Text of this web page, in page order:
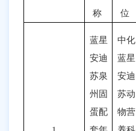
称
位
蓝星
安迪
苏泉
州固
蛋配
中化
蓝星
安迪
苏动
物营